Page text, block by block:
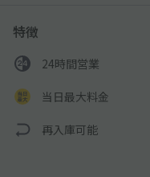
特徴
24時間営業
当日最大料金
再入庫可能